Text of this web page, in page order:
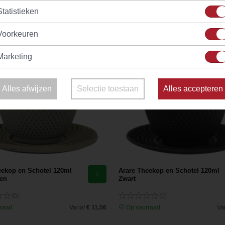
langer warm blijft. De binnenkant van de theekopjes is
perfect bij de gietijzeren Arare of Kambin theepot series.
en Schotel 120ml
Vanaf € 11,56
Arare Theekop en Schotel 120ml
Zwart
Op voorraad
Alles afwijzen Selectie toestaan Alles accepteren